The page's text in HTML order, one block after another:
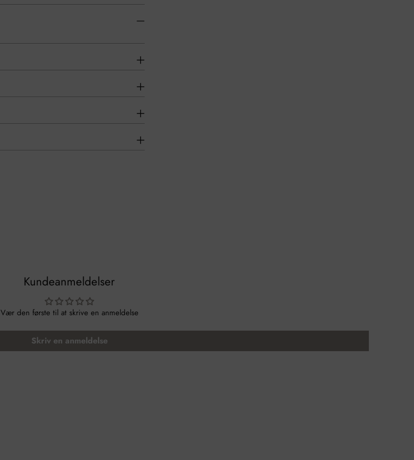
Kundeanmeldelser
Vær den første til at skrive en anmeldelse
Skriv en anmeldelse